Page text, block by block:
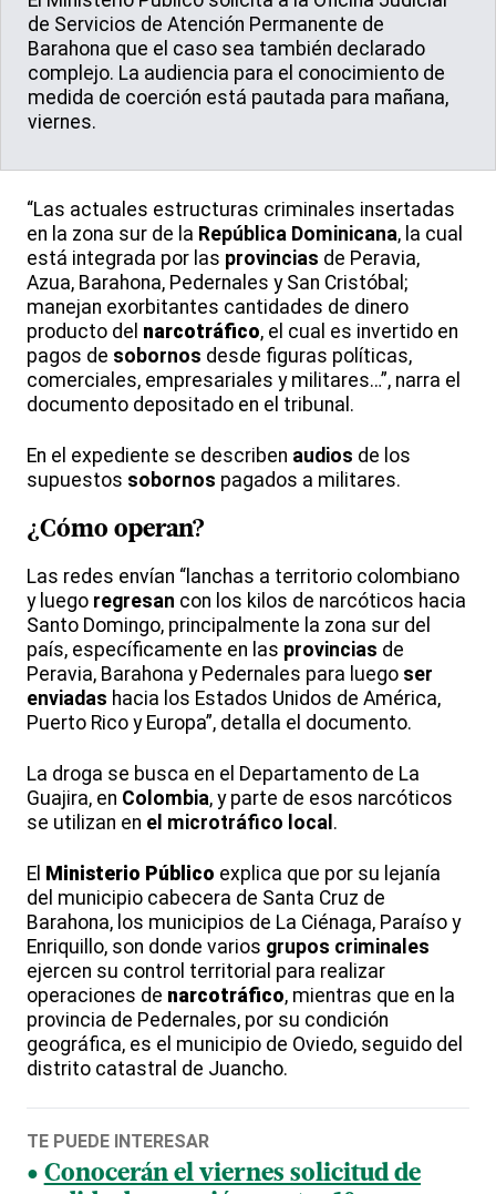
de Servicios de Atención Permanente de
Barahona que el caso sea también declarado
complejo. La audiencia para el conocimiento de
medida de coerción está pautada para mañana,
viernes.
“Las actuales estructuras criminales insertadas
en la zona sur de la República Dominicana, la cual
está integrada por las provincias de Peravia,
Azua, Barahona, Pedernales y San Cristóbal;
manejan exorbitantes cantidades de dinero
producto del narcotráfico, el cual es invertido en
pagos de sobornos desde figuras políticas,
comerciales, empresariales y militares…”, narra el
documento depositado en el tribunal.
En el expediente se describen audios de los
supuestos sobornos pagados a militares.
¿Cómo operan?
Las redes envían “lanchas a territorio colombiano
y luego regresan con los kilos de narcóticos hacia
Santo Domingo, principalmente la zona sur del
país, específicamente en las provincias de
Peravia, Barahona y Pedernales para luego ser
enviadas hacia los Estados Unidos de América,
Puerto Rico y Europa”, detalla el documento.
La droga se busca en el Departamento de La
Guajira, en Colombia, y parte de esos narcóticos
se utilizan en el microtráfico local .
El Ministerio Público explica que por su lejanía
del municipio cabecera de Santa Cruz de
Barahona, los municipios de La Ciénaga, Paraíso y
Enriquillo, son donde varios grupos criminales
ejercen su control territorial para realizar
operaciones de narcotráfico, mientras que en la
provincia de Pedernales, por su condición
geográfica, es el municipio de Oviedo, seguido del
distrito catastral de Juancho.
TE PUEDE INTERESAR
Conocerán el viernes solicitud de